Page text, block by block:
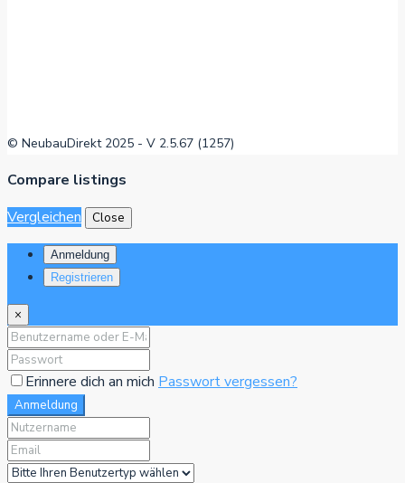
© NeubauDirekt 2025 - V 2.5.67 (1257)
Compare listings
Vergleichen
Close
Anmeldung
Registrieren
×
Erinnere dich an mich Passwort vergessen?
Anmeldung